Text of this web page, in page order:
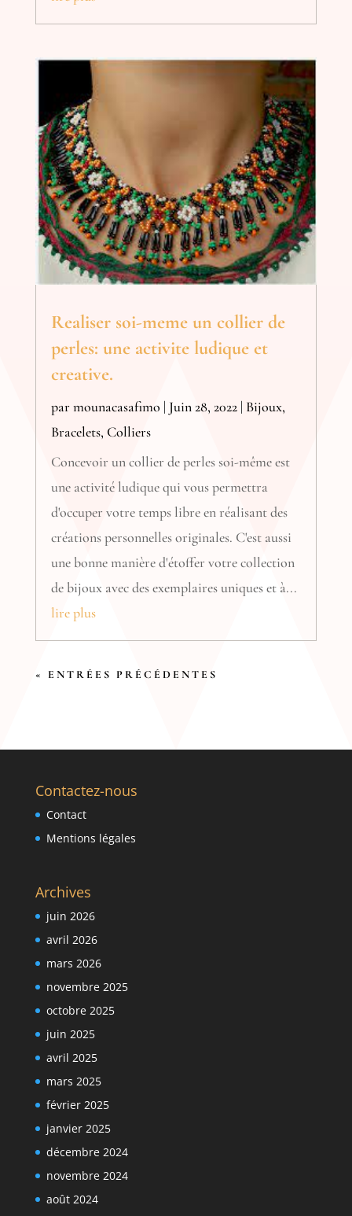
Realiser soi-meme un collier de
perles: une activite ludique et
creative.
parmounacasafimo | Juin 28, 2022| Bijoux,
Bracelets, Colliers
Concevoir un collier de perles soi-même est
une activité ludique qui vous permettra
d'occuper votre temps libre en réalisant des
créations personnelles originales. C'est aussi
une bonne manière d'étoffer votre collection
de bijoux avec des exemplaires uniques et à...
lire plus
« ENTRÉES PRÉCÉDENTES
Contactez-nous
Contact
Mentions légales
Archives
juin 2026
avril 2026
mars 2026
novembre 2025
octobre 2025
juin 2025
avril 2025
mars 2025
février 2025
janvier 2025
décembre 2024
novembre 2024
août 2024